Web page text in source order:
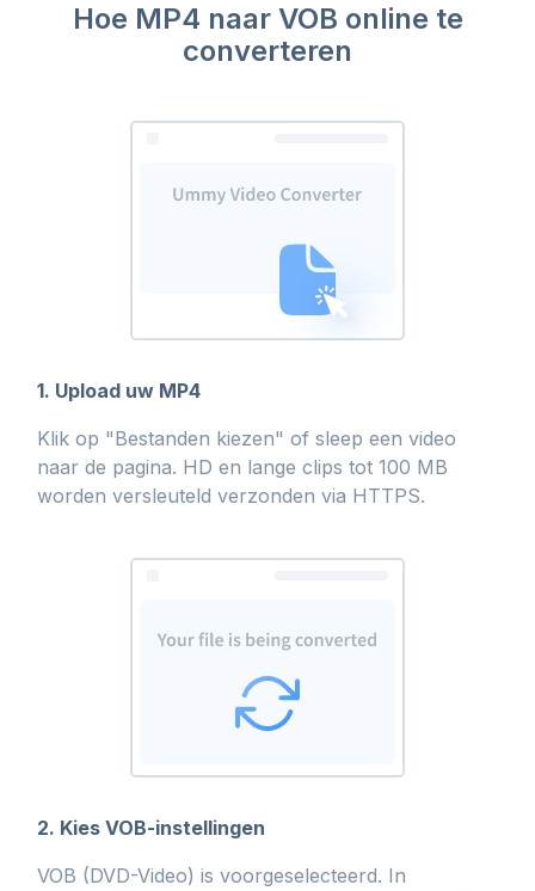
Hoe MP4 naar VOB online te
converteren
1. Upload uw MP4
Klik op "Bestanden kiezen" of sleep een video
naar de pagina. HD en lange clips tot 100 MB
worden versleuteld verzonden via HTTPS.
2. Kies VOB-instellingen
VOB (DVD-Video) is voorgeselecteerd. In